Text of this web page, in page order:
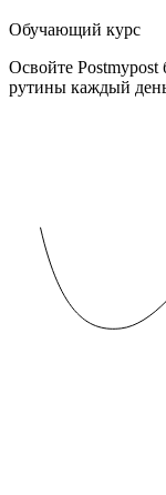
Обучающий курс
Освойте Postmypost
рутины каждый